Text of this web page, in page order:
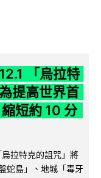
「烏拉特
提高世界首
短約 10 分
拉特克的詛咒」將
蛇島」、地城「毒牙